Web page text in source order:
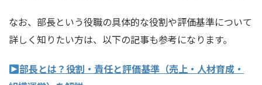
なお、部長という役職の具体的な役割や評価基準について
詳しく知りたい方は、以下の記事も参考になります。
部長とは？役割・責任と評価基準（売上・人材育成・